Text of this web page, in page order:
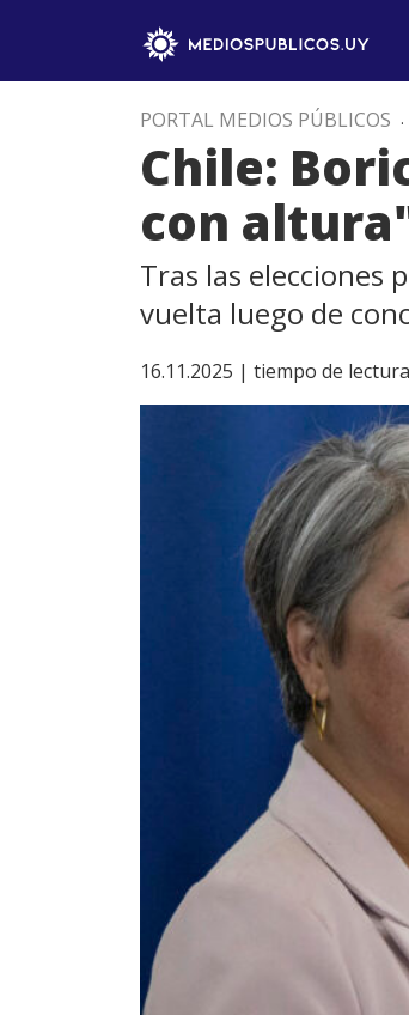
PORTAL MEDIOS PÚBLICOS .
Chile:
con
Tras las elecciones
vuelta luego de
16.11.2025 | tiempo de